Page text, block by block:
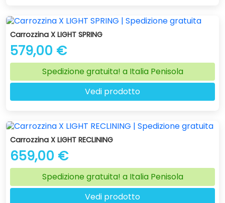
Carrozzina X LIGHT SPRING
579,00 €
Spedizione gratuita! a Italia Penisola
Vedi prodotto
Carrozzina X LIGHT RECLINING
659,00 €
Spedizione gratuita! a Italia Penisola
Vedi prodotto